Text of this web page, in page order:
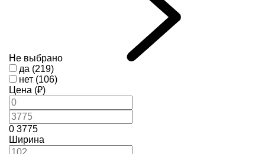
Не выбрано
да (219)
нет (106)
Цена (₽)
0 3775
Ширина